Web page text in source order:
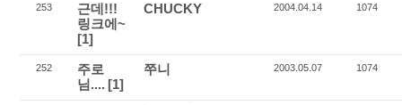
253
근데!!!
링크에~
[1]
CHUCKY 2004.04.14 1074
252
주로
님.... [1]
쭈니 2003.05.07 1074